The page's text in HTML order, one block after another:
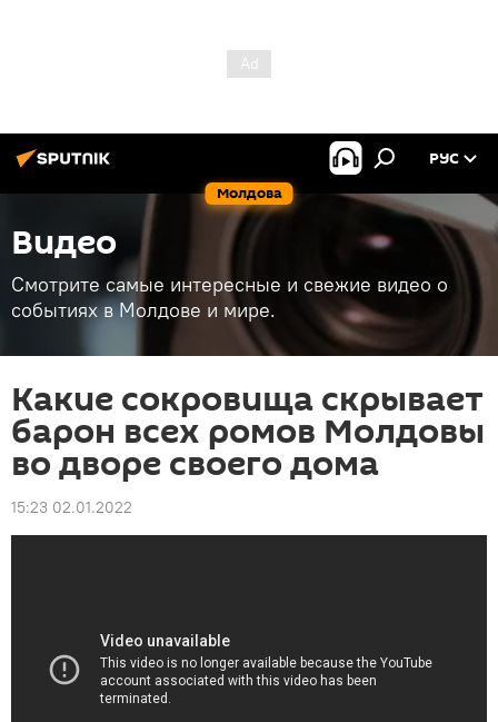
Молдова
РУС
Видео
Смотрите самые интересные и свежие видео о
событиях в Молдове и мире.
Какие сокровища скрывает
барон всех ромов Молдовы
во дворе своего дома
15:23 02.01.2022